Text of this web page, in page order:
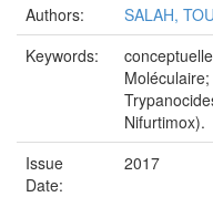
Authors:
SALAH,
Keywords:
Nifurtimox).
Issue
Date:
2017